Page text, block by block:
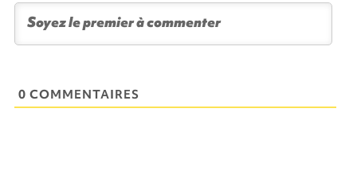
0 COMMENTAIRES